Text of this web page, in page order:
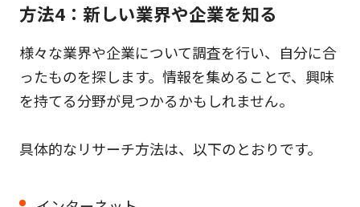
方法4：新しい業界や企業を知る
様々な業界や企業について調査を行い、自分に合
ったものを探します。情報を集めることで、興味
を持てる分野が見つかるかもしれません。
具体的なリサーチ方法は、以下のとおりです。